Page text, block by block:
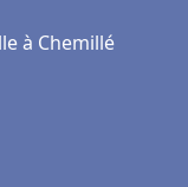
à Chemillé